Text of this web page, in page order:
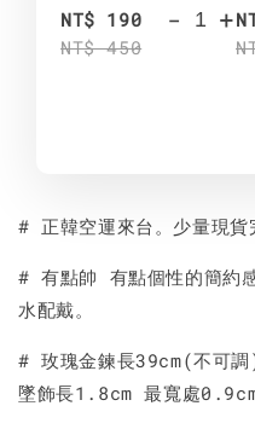
NT$ 190
NT$ 450
- +
# 正韓空運來台。少量現貨
# 有點帥 有點個性的簡約
水配戴。
# 玫瑰金鍊長39cm(不可
墜飾長1.8cm 最寬處0.9cm